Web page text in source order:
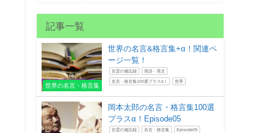
記事一覧
世界の名言・格言集
世界の名言&格言集+α！関連ペ
ージ一覧！
言霊の備忘録 英語・英文
名言・格言集100選プラスα！ 世界
岡本太郎の名言・格言集100選
プラスα！Episode05
言霊の備忘録 名言・格言集 Episode05